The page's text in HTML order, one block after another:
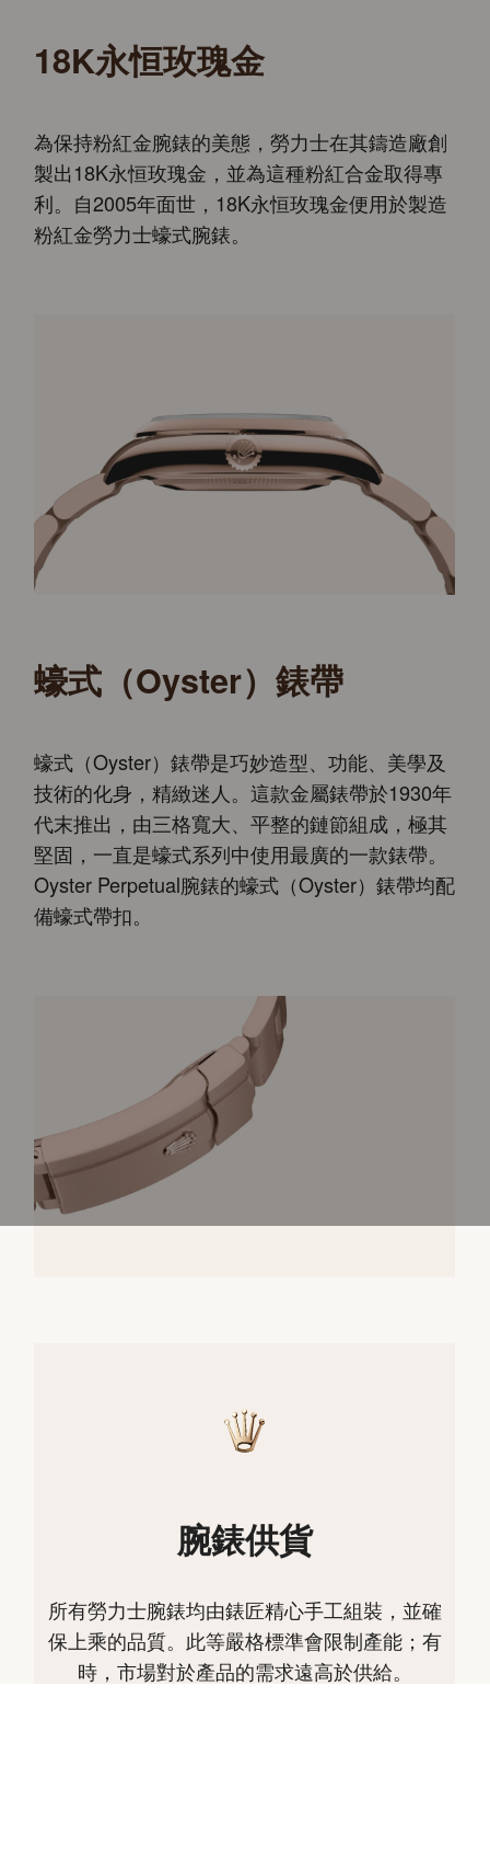
18K永恒玫瑰金
為保持粉紅金腕錶的美態，勞力士在其鑄造廠創
製出18K永恒玫瑰金，並為這種粉紅合金取得專
利。自2005年面世，18K永恒玫瑰金便用於製造
粉紅金勞力士蠔式腕錶。
蠔式（Oyster）錶帶
蠔式（Oyster）錶帶是巧妙造型、功能、美學及
技術的化身，精緻迷人。這款金屬錶帶於1930年
代末推出，由三格寬大、平整的鏈節組成，極其
堅固，一直是蠔式系列中使用最廣的一款錶帶。
Oyster Perpetual腕錶的蠔式（Oyster）錶帶均配
備蠔式帶扣。
腕錶供貨
所有勞力士腕錶均由錶匠精心手工組裝，並確
保上乘的品質。此等嚴格標準會限制產能；有
時，市場對於產品的需求遠高於供給。